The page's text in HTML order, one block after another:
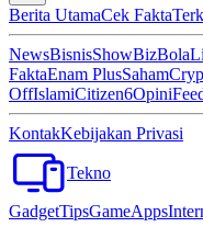
Berita UtamaCek Fakta
NewsBisnisShowBizBola
FaktaEnam PlusSaham
OffIslamiCitizen6Opini
KontakKebijakan Privasi
Tekno
GadgetTipsGameApps